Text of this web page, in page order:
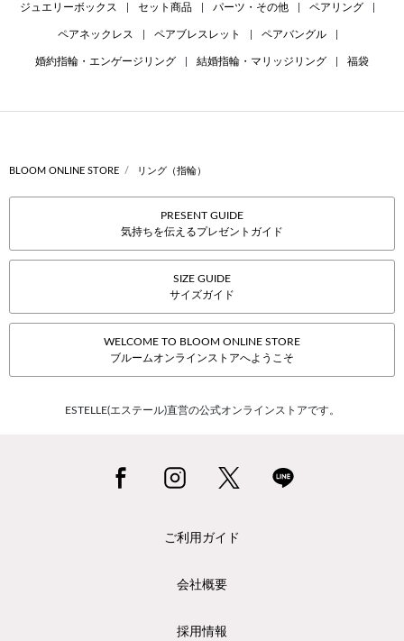
ジュエリーボックス セット商品 パーツ・その他 ペアリング
ペアネックレス ペアブレスレット ペアバングル
婚約指輪・エンゲージリング 結婚指輪・マリッジリング 福袋
BLOOM ONLINE STORE リング（指輪）
PRESENT GUIDE
気持ちを伝えるプレゼントガイド
SIZE GUIDE
サイズガイド
WELCOME TO BLOOM ONLINE STORE
ブルームオンラインストアへようこそ
ESTELLE(エステール)直営の公式オンラインストアです。
ご利用ガイド
会社概要
採用情報